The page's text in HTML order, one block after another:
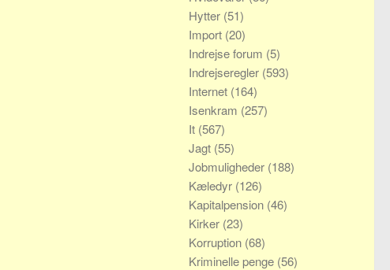
Hytter (51)
Import (20)
Indrejse forum (5)
Indrejseregler (593)
Internet (164)
Isenkram (257)
It (567)
Jagt (55)
Jobmuligheder (188)
Kæledyr (126)
Kapitalpension (46)
Kirker (23)
Korruption (68)
Kriminelle penge (56)